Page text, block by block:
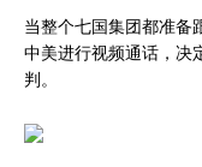
当整个七国集团都准备
中美进行视频通话，决
判。